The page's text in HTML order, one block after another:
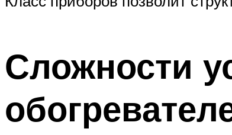
Сложности